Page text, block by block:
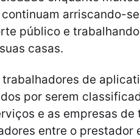
arriscando-
público e
casas.
trabalhadores de
por serem
e as empresas de
entre o prestador